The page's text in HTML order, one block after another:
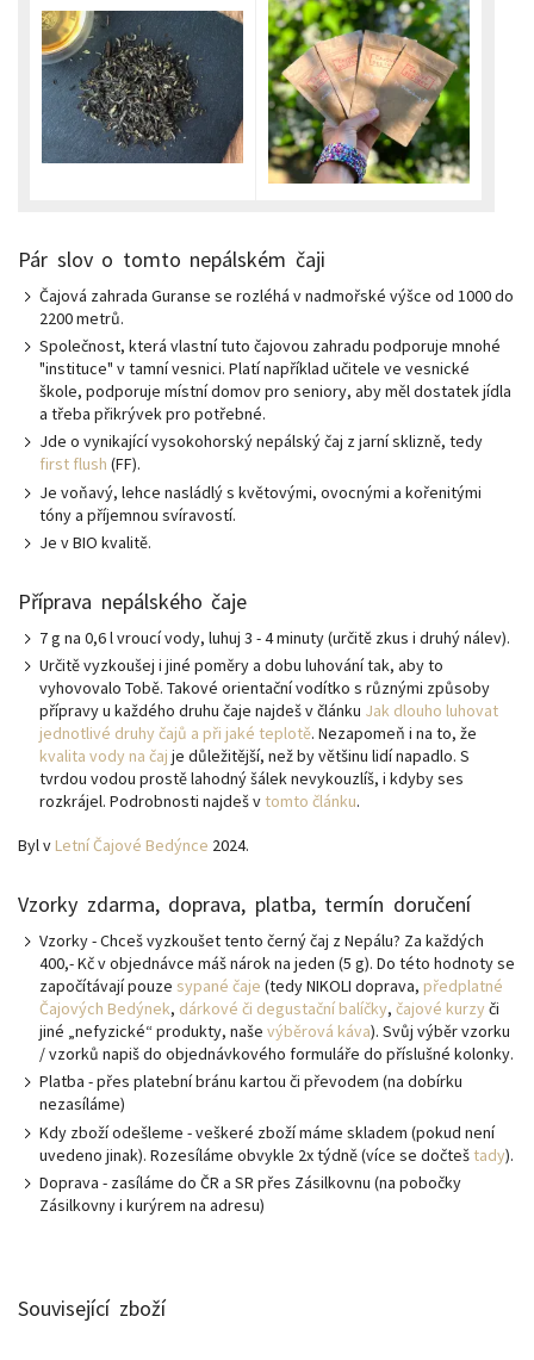
Pár slov o tomto nepálském čaji
Čajová zahrada Guranse se rozléhá v nadmořské výšce od 1000 do
2200 metrů.
Společnost, která vlastní tuto čajovou zahradu podporuje mnohé
"instituce" v tamní vesnici. Platí například učitele ve vesnické
škole, podporuje místní domov pro seniory, aby měl dostatek jídla
a třeba přikrývek pro potřebné.
Jde o vynikající vysokohorský nepálský čaj z jarní sklizně, tedy
first flush (FF).
Je voňavý, lehce nasládlý s květovými, ovocnými a kořenitými
tóny a příjemnou svíravostí.
Je v BIO kvalitě.
Příprava nepálského čaje
7 g na 0,6 l vroucí vody, luhuj 3 - 4 minuty (určitě zkus i druhý nálev).
Určitě vyzkoušej i jiné poměry a dobu luhování tak, aby to
vyhovovalo Tobě. Takové orientační vodítko s různými způsoby
přípravy u každého druhu čaje najdeš v článku Jak dlouho luhovat
jednotlivé druhy čajů a při jaké teplotě. Nezapomeň i na to, že
kvalita vody na čaj je důležitější, než by většinu lidí napadlo. S
tvrdou vodou prostě lahodný šálek nevykouzlíš, i kdyby ses
rozkrájel. Podrobnosti najdeš v tomto článku.
Byl v Letní Čajové Bedýnce 2024.
Vzorky zdarma, doprava, platba, termín doručení
Vzorky - Chceš vyzkoušet tento černý čaj z Nepálu? Za každých
400,- Kč v objednávce máš nárok na jeden (5 g). Do této hodnoty se
započítávají pouze sypané čaje (tedy NIKOLI doprava, předplatné
Čajových Bedýnek, dárkové či degustační balíčky,čajové kurzyči
jiné „nefyzické“ produkty, naševýběrová káva). Svůj výběr vzorku
/ vzorků napiš do objednávkového formuláře do příslušné kolonky.
Platba - přes platební bránu kartou či převodem (na dobírku
nezasíláme)
Kdy zboží odešleme - veškeré zboží máme skladem (pokud není
uvedeno jinak). Rozesíláme obvykle 2x týdně (více se dočteš tady).
Doprava - zasíláme do ČR a SR přes Zásilkovnu (na pobočky
Zásilkovny i kurýrem na adresu)
Související zboží